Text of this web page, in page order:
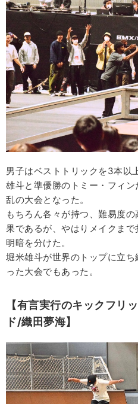
男子はベストトリックを3本以
雄斗と準優勝のトミー・フィ
乱の大会となった。
もちろん各々が持つ、難易度
果であるが、やはりメイクま
明暗を分けた。
堀米雄斗が世界のトップに立
った大会でもあった。
【有言実行のキックフリ
ド/織田夢海】